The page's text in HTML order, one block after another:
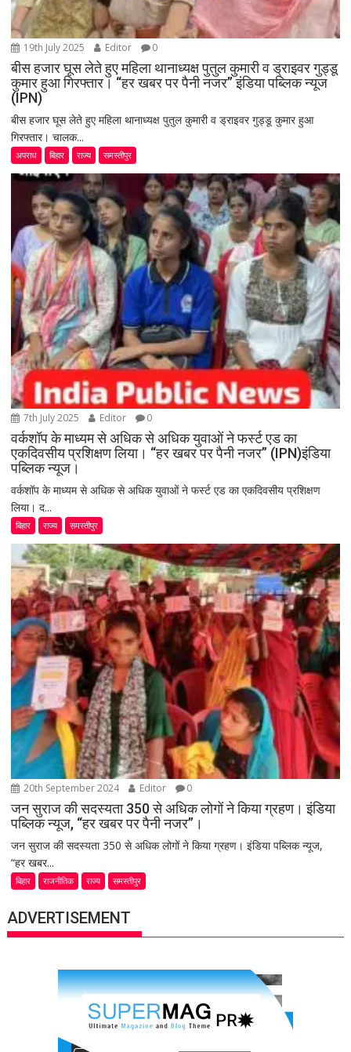
19th July 2025 Editor 0
बीस हजार घूस लेते हुए महिला थानाध्यक्ष पुतुल कुमारी व ड्राइवर गुड्डू
कुमार हुआ गिरफ्तार। “हर खबर पर पैनी नजर” इंडिया पब्लिक न्यूज
(IPN)
बीस हजार घूस लेते हुए महिला थानाध्यक्ष पुतुल कुमारी व ड्राइवर गुड्डू कुमार हुआ
गिरफ्तार। चालक...
अपराध बिहार राज्य समस्तीपुर
7th July 2025 Editor 0
वर्कशॉप के माध्यम से अधिक से अधिक युवाओं ने फर्स्ट एड का
एकदिवसीय प्रशिक्षण लिया। “हर खबर पर पैनी नजर” (IPN)इंडिया
पब्लिक न्यूज।
वर्कशॉप के माध्यम से अधिक से अधिक युवाओं ने फर्स्ट एड का एकदिवसीय प्रशिक्षण
लिया। द...
बिहार राज्य समस्तीपुर
20th September 2024 Editor 0
जन सुराज की सदस्यता 350 से अधिक लोगों ने किया ग्रहण। इंडिया
पब्लिक न्यूज, “हर खबर पर पैनी नजर”।
जन सुराज की सदस्यता 350 से अधिक लोगों ने किया ग्रहण। इंडिया पब्लिक न्यूज,
“हर खबर...
बिहार राजनीतिक राज्य समस्तीपुर
ADVERTISEMENT